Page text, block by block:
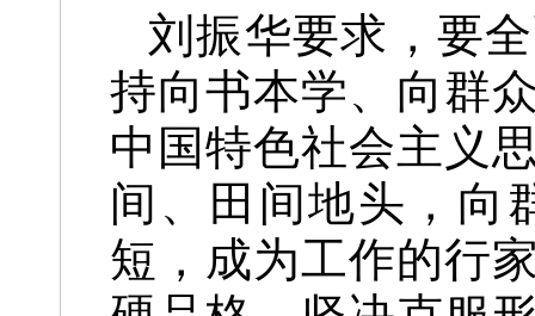
刘振华要求，要
持向书本学、向群
中国特色社会主义
间、田间地头，向
短，成为工作的行